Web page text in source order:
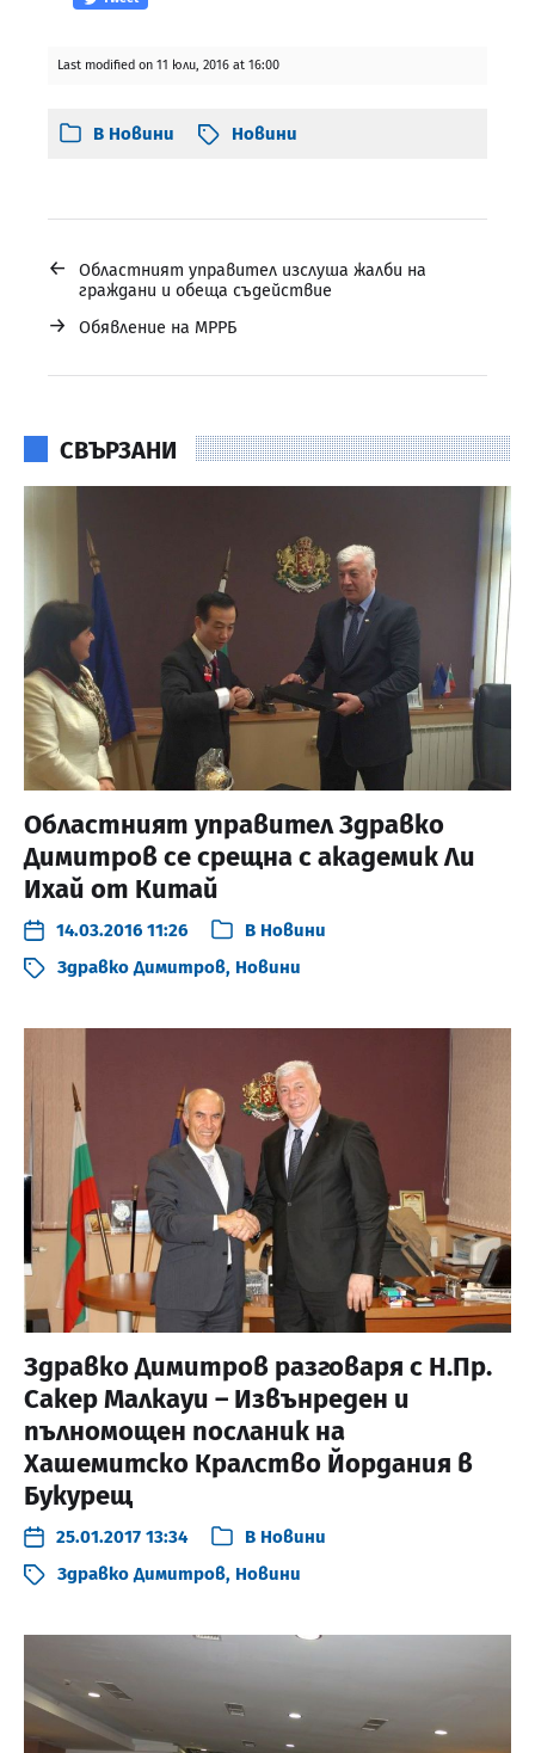
Last modified on 11 юли, 2016 at 16:00
В Новини Новини
←
Областният управител изслуша жалби на
граждани и обеща съдействие
→ Обявление на МРРБ
СВЪРЗАНИ
Областният управител Здравко
Димитров се срещна с академик Ли
Ихай от Китай
14.03.2016 11:26 В Новини
Здравко Димитров, Новини
Здравко Димитров разговаря с Н.Пр.
Сакер Малкауи – Извънреден и
пълномощен посланик на
Хашемитско Кралство Йордания в
Букурещ
25.01.2017 13:34 В Новини
Здравко Димитров, Новини